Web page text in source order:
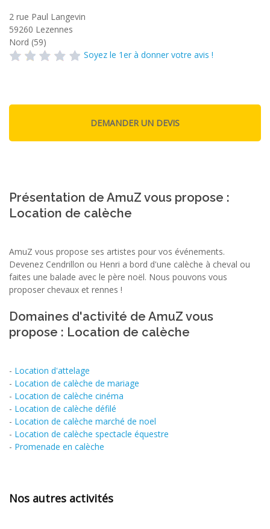
2 rue Paul Langevin
59260 Lezennes
Nord (59)
Soyez le 1er à donner votre avis !
Présentation de AmuZ vous propose :
Location de calèche
AmuZ vous propose ses artistes pour vos événements.
Devenez Cendrillon ou Henri a bord d'une calèche à cheval ou
faites une balade avec le père noël. Nous pouvons vous
proposer chevaux et rennes !
Domaines d'activité de AmuZ vous
propose : Location de calèche
- Location d'attelage
- Location de calèche de mariage
- Location de calèche cinéma
- Location de calèche défilé
- Location de calèche marché de noel
- Location de calèche spectacle équestre
- Promenade en calèche
Nos autres activités